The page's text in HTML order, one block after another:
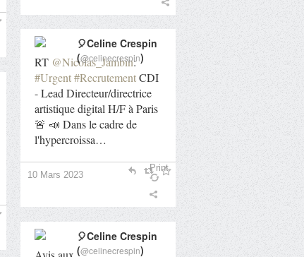
RT @Nicolas_Jambin:
#Urgent#RecrutementCDI
- Lead Directeur/directrice
artistique digital H/F à Paris
🚨 📣 Dans le cadre de
l'hypercroissa…
🎈Celine Crespin
(@celinecrespin)
10 Mars 2023
Print
🎈Celine Crespin
(@celinecrespin)